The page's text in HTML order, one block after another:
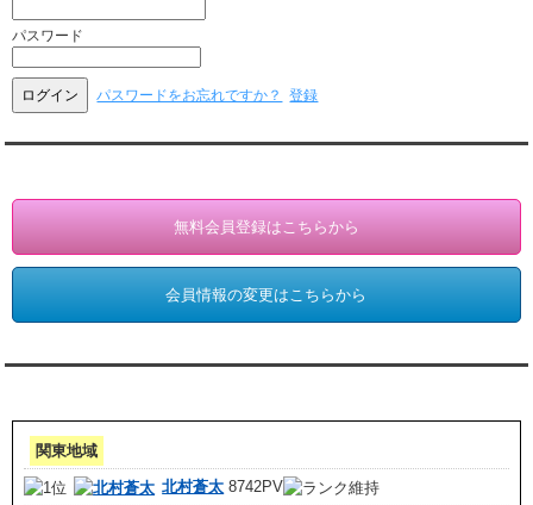
パスワード
パスワードをお忘れですか？ 登録
無料会員登録はこちらから
会員情報の変更はこちらから
関東地域
北村蒼太 8742PV